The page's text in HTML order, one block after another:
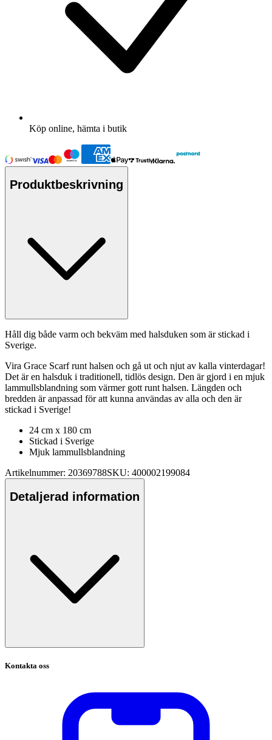
Köp online, hämta i butik
Produktbeskrivning
Håll dig både varm och bekväm med halsduken som är stickad i
Sverige.
Vira Grace Scarf runt halsen och gå ut och njut av kalla vinterdagar!
Det är en halsduk i traditionell, tidlös design. Den är gjord i en mjuk
lammullsblandning som värmer gott runt halsen. Längden och
bredden är anpassad för att kunna användas av alla och den är
stickad i Sverige!
24 cm x 180 cm
Stickad i Sverige
Mjuk lammullsblandning
Artikelnummer: 20369788SKU: 400002199084
Detaljerad information
Kontakta oss